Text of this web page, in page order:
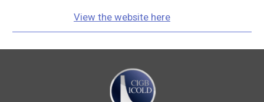
View the website here